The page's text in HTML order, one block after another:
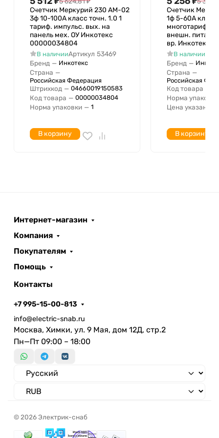
Счетчик Меркурий 230 AM-02
3ф 10-100А класс точн. 1.0 1
тариф. импульс. вых. на
панель мех. ОУ Инкотекс
00000034804
В наличииАртикул 53469
Бренд — Инкотекс
Страна —
Российская Федерация
Штрихкод — 04660019150583
Код товара — 00000034804
Норма упаковки — 1
В корзину
Счетчик
1ф 5-60А
многотариф.
внешн.
вр. Инкотекс
В наличии
Бренд —
Страна —
Российская
Код товара
Норма упаковки
Цена указана за
В корзину
Интернет-магазин
Компания
Покупателям
Помощь
Контакты
+7 995-15-00-813
info@electric-snab.ru
Москва, Химки, ул. 9 Мая, дом 12Д, стр.2
Пн—Пт 09:00 – 18:00
© 2026 Электрик-снаб